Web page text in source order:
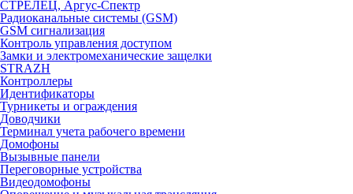
СТРЕЛЕЦ, Аргус-Спектр
Радиоканальные системы (GSM)
GSM сигнализация
Контроль управления доступом
Замки и электромеханические защелки
STRAZH
Контроллеры
Идентификаторы
Турникеты и ограждения
Доводчики
Терминал учета рабочего времени
Домофоны
Вызывные панели
Переговорные устройства
Видеодомофоны